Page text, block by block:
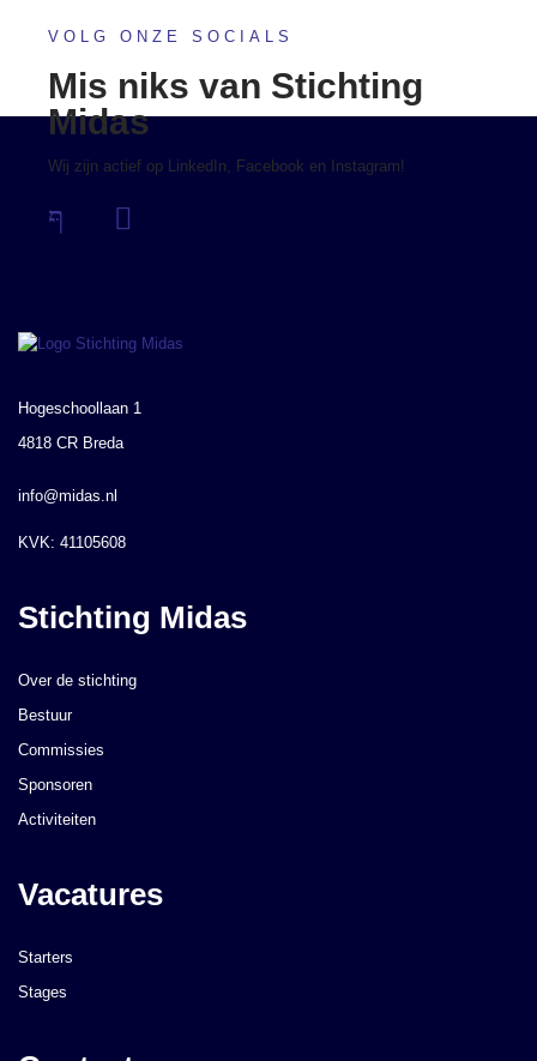
VOLG ONZE SOCIALS
Mis niks van Stichting
Midas
Wij zijn actief op LinkedIn, Facebook en Instagram!
Hogeschoollaan 1
4818 CR Breda
info@midas.nl
KVK: 41105608
Stichting Midas
Over de stichting
Bestuur
Commissies
Sponsoren
Activiteiten
Vacatures
Starters
Stages